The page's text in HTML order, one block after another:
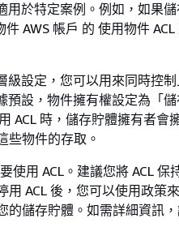
用於特定案例。例如，如果
AWS 帳戶 的 使用物件
級設定，您可以用來同時控
預設，物件擁有權設定為「
ACL 時，儲存貯體擁有者會
些物件的存取。
使用 ACL。建議您將 ACL 保
ACL 後，您可以使用政策
的儲存貯體。如需詳細資訊